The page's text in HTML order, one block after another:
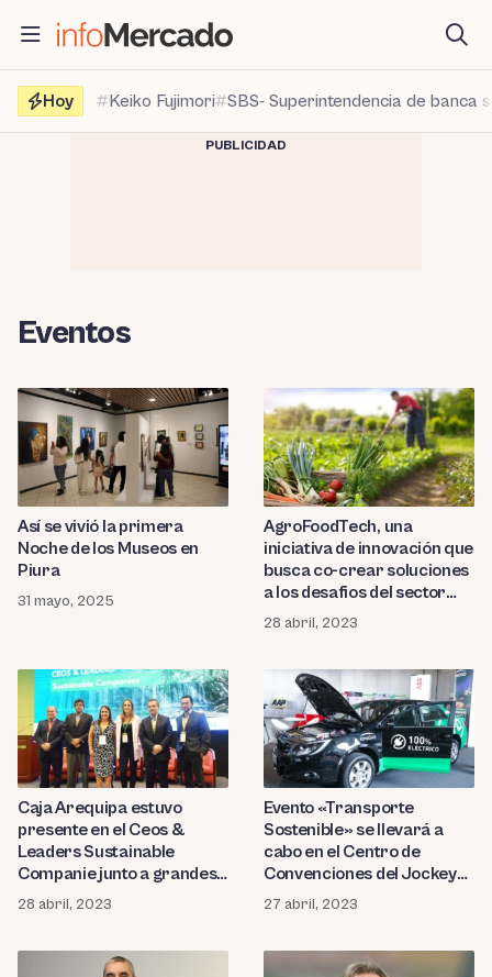
contenido
Hoy
Keiko Fujimori SBS- Superintendencia de banca
PUBLICIDAD
Eventos
Así se vivió la primera
Noche de los Museos en
Piura
31 mayo, 2025
AgroFoodTech, una
iniciativa de innovación que
busca co-crear soluciones
a los desafios del sector
Agroalimentos
28 abril, 2023
Caja Arequipa estuvo
presente en el Ceos &
Leaders Sustainable
Companie junto a grandes
instituciones financieras
28 abril, 2023
Evento «Transporte
Sostenible» se llevará a
cabo en el Centro de
Convenciones del Jockey
Club
27 abril, 2023